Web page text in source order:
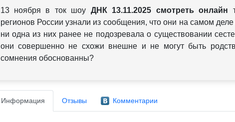
13 ноября в ток шоу ДНК 13.11.2025 смотреть онлайн
регионов России узнали из сообщения, что они на самом
ни одна из них ранее не подозревала о существовании
они совершенно не схожи внешне и не могут быть
сомнения обоснованны?
Информация Отзывы Комментарии